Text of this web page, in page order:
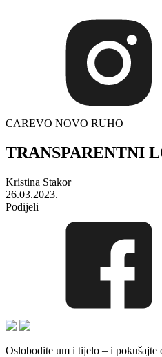
CAREVO NOVO RUHO
TRANSPARENTNI
Kristina Stakor
26.03.2023.
Podijeli
Oslobodite um i tijelo – i pokušajte